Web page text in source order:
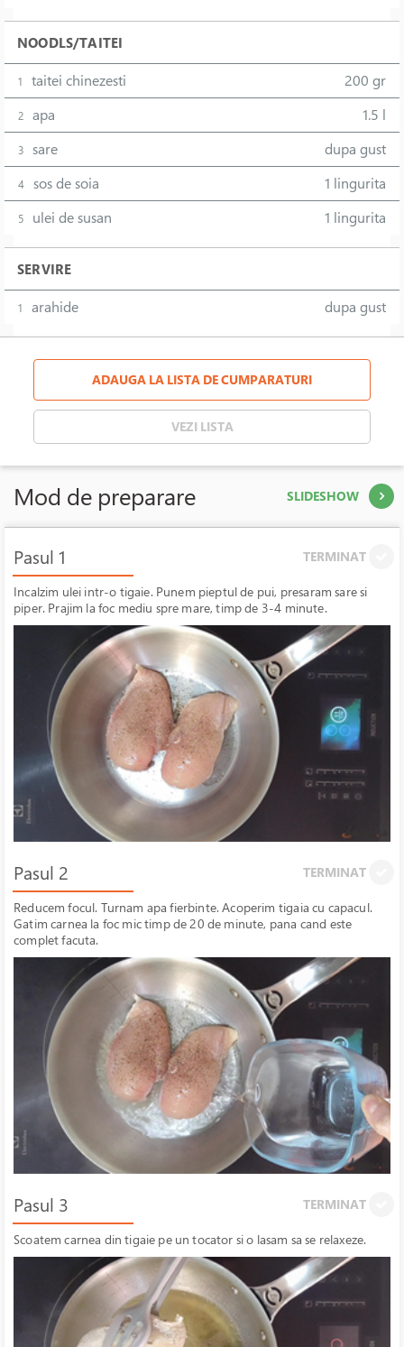
NOODLS/TAITEI
1 taitei chinezesti 200 gr
2 apa 1.5 l
3 sare dupa gust
4 sos de soia 1 lingurita
5 ulei de susan 1 lingurita
SERVIRE
1 arahide dupa gust
ADAUGA LA LISTA DE CUMPARATURI
VEZI LISTA
Mod de preparare SLIDESHOW
Pasul 1 TERMINAT
Incalzim ulei intr-o tigaie. Punem pieptul de pui, presaram sare si
piper. Prajim la foc mediu spre mare, timp de 3-4 minute.
Pasul 2 TERMINAT
Reducem focul. Turnam apa fierbinte. Acoperim tigaia cu capacul.
Gatim carnea la foc mic timp de 20 de minute, pana cand este
complet facuta.
Pasul 3 TERMINAT
Scoatem carnea din tigaie pe un tocator si o lasam sa se relaxeze.